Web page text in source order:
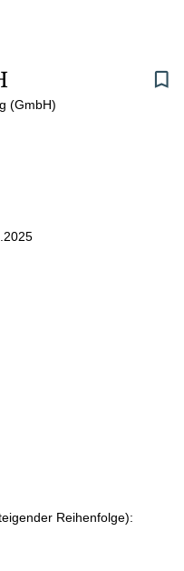
(GmbH)
Reihenfolge):